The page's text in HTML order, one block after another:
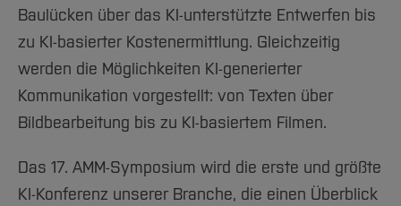
Baulücken über das KI-unterstützte Entwerfen bis
zu KI-basierter Kostenermittlung. Gleichzeitig
werden die Möglichkeiten KI-generierter
Kommunikation vorgestellt: von Texten über
Bildbearbeitung bis zu KI-basiertem Filmen.
Das 17. AMM-Symposium wird die erste und größte
KI-Konferenz unserer Branche, die einen Überblick